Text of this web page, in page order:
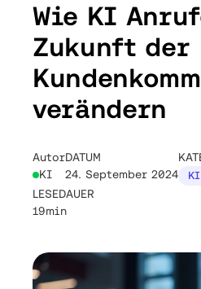
Wie KI
Zukunft der
verändern
Autor
KI
DATUM
24. September 2024
LESEDAUER
19min